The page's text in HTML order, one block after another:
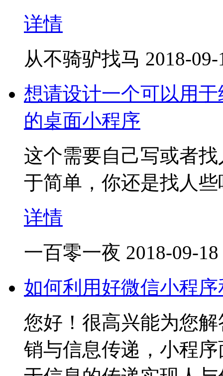
详情
从不骑驴找马 2018-
想请设计一个可以用
的桌面小程序
这个需要自己写或者
于简单，你还是找人些
详情
一百零一夜 2018-09-
如何利用好微信小程
您好！很高兴能
销与信息传递，小程